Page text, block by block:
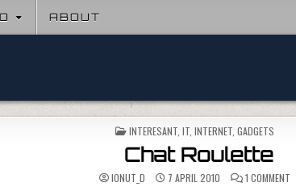
ABOUT
POSTED IN
INTERESANT ,IT, INTERNET, GADGETS
Chat Roulette
IONUT_D 7 APRIL 2010 1 COMMENT